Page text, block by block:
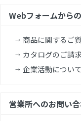
Webフォームから
商品に関するご
カタログのご請
企業活動について
営業所へのお問い